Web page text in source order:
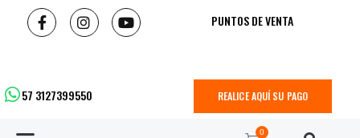
PUNTOS DE VENTA
57 3127399550 REALICE AQUÍ SU PAGO
0